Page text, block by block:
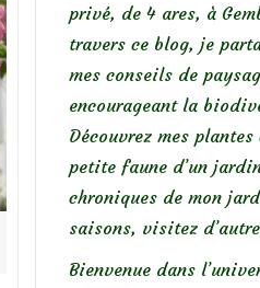
privé, de 4 ares, à
travers ce blog, je
mes conseils de
encourageant la
Découvrez mes
petite faune d’un
chroniques de mon
saisons, visitez
Bienvenue dans